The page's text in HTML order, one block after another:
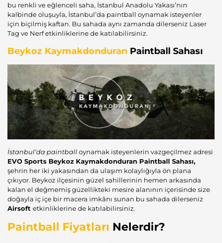
bu renkli ve eğlenceli saha, İstanbul Anadolu Yakası’nın
kalbinde oluşuyla, İstanbul’da paintball oynamak isteyenler
için biçilmiş kaftan. Bu sahada aynı zamanda dilerseniz Laser
Tag ve Nerf etkinliklerine de katılabilirsiniz.
Beykoz Kaymakdonduran Paintball Sahası
İstanbul’da paintballoynamak isteyenlerin vazgeçilmez adresi
EVO Sports Beykoz Kaymakdonduran Paintball Sahası,
şehrin her iki yakasından da ulaşım kolaylığıyla ön plana
çıkıyor. Beykoz ilçesinin güzel sahillerinin hemen arkasında
kalan el değmemiş güzellikteki mesire alanının içerisinde size
doğayla iç içe bir macera imkânı sunan bu sahada dilerseniz
Airsoft etkinliklerine de katılabilirsiniz.
Paintball Fiyatları Nelerdir?